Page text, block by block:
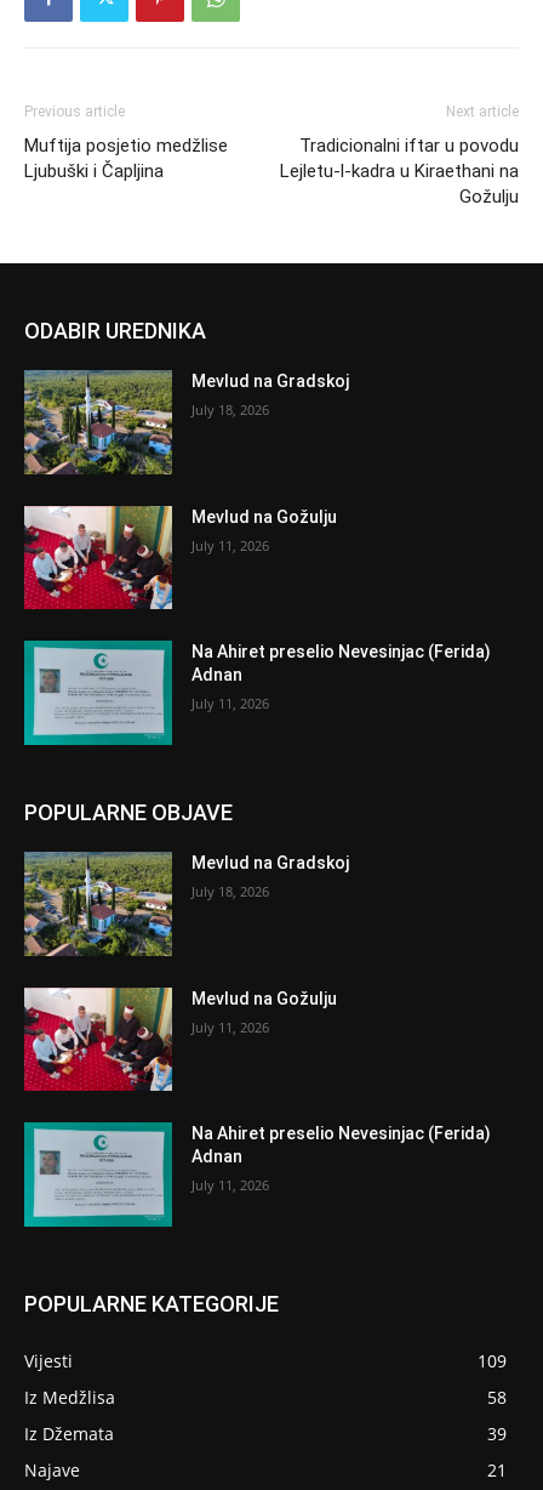
Previous article
Muftija posjetio medžlise
Ljubuški i Čapljina
Next article
Tradicionalni iftar u povodu
Lejletu-l-kadra u Kiraethani na
Gožulju
ODABIR UREDNIKA
Mevlud na Gradskoj
July 18, 2026
Mevlud na Gožulju
July 11, 2026
Na Ahiret preselio Nevesinjac (Ferida)
Adnan
July 11, 2026
POPULARNE OBJAVE
Mevlud na Gradskoj
July 18, 2026
Mevlud na Gožulju
July 11, 2026
Na Ahiret preselio Nevesinjac (Ferida)
Adnan
July 11, 2026
POPULARNE KATEGORIJE
Vijesti
109
Iz Medžlisa
58
Iz Džemata
39
Najave
21